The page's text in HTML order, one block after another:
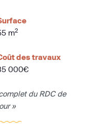
m2
des travaux
000€
du RDC de
»